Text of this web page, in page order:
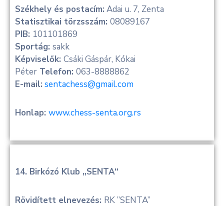
Székhely és postacím: Adai u. 7, Zenta
Statisztikai törzsszám: 08089167
PIB: 101101869
Sportág: sakk
Képviselők: Csáki Gáspár, Kókai
Péter Telefon: 063-8888862
E-mail: sentachess@gmail.com
Honlap: www.chess-senta.org.rs
14. Birkózó Klub „SENTA“
Rövidített elnevezés: RK ”SENTA”